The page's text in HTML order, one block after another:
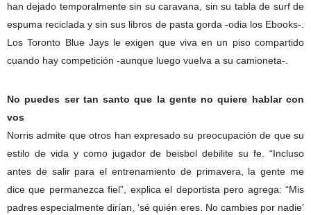
han dejado temporalmente sin su caravana, sin su tabla de surf de
espuma reciclada y sin sus libros de pasta gorda -odia los Ebooks-.
Los Toronto Blue Jays le exigen que viva en un piso compartido
cuando hay competición -aunque luego vuelva a su camioneta-.
No puedes ser tan santo que la gente no quiere hablar con
vos
Norris admite que otros han expresado su preocupación de que su
estilo de vida y como jugador de beisbol debilite su fe. “Incluso
antes de salir para el entrenamiento de primavera, la gente me
dice que permanezca fiel”, explica el deportista pero agrega: “Mis
padres especialmente dirían, ‘sé quién eres. No cambies por nadie’